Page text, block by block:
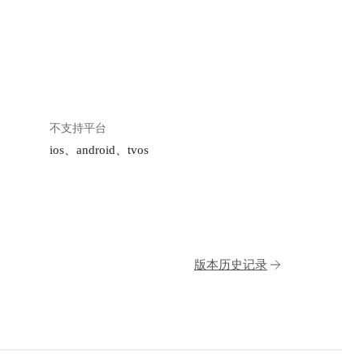
不支持平台
ios、android、tvos
版本历史记录